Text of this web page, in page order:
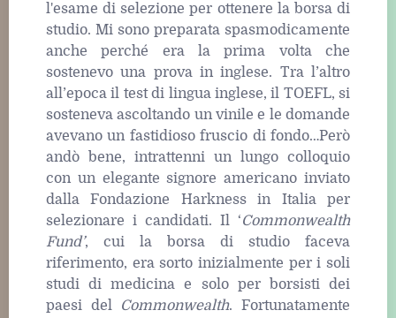
l'esame di selezione per ottenere la borsa di
studio. Mi sono preparata spasmodicamente
anche perché era la prima volta che
sostenevo una prova in inglese. Tra l’altro
all’epoca il test di lingua inglese, il TOEFL, si
sosteneva ascoltando un vinile e le domande
avevano un fastidioso fruscio di fondo…Però
andò bene, intrattenni un lungo colloquio
con un elegante signore americano inviato
dalla Fondazione Harkness in Italia per
selezionare i candidati. Il ‘Commonwealth
Fund’, cui la borsa di studio faceva
riferimento, era sorto inizialmente per i soli
studi di medicina e solo per borsisti dei
paesi del Commonwealth. Fortunatamente